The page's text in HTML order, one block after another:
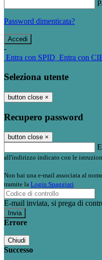
Password dimenticata?
-
Entra con SPID Entra con
Seleziona utente
button close ×
Recupero password
button close ×
all'indirizzo indicato con le
Non hai una e-mail associata al
tramite la Login Spaggiari
E-mail inviata, si prega di
Errore
Chiudi
Successo